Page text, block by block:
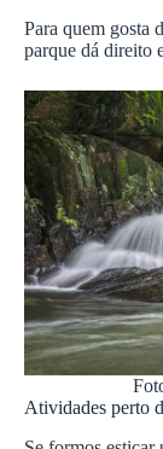
Para quem gosta
parque dá direito
Atividades perto